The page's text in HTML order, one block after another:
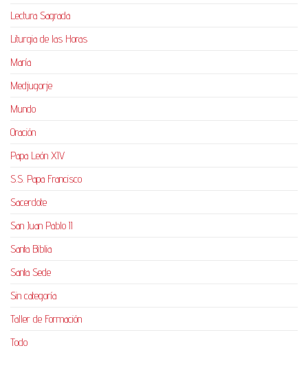
Lectura Sagrada
Liturgia de las Horas
María
Medjugorje
Mundo
Oración
Papa León XIV
S.S. Papa Francisco
Sacerdote
San Juan Pablo II
Santa Biblia
Santa Sede
Sin categoría
Taller de Formación
Todo